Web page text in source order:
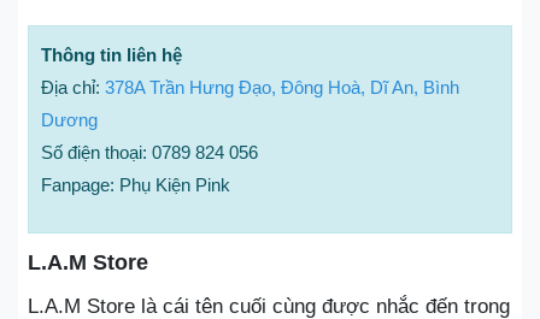
Thông tin liên hệ
Địa chỉ: 378A Trần Hưng Đạo, Đông Hoà, Dĩ An, Bình
Dương
Số điện thoại: 0789 824 056
Fanpage: Phụ Kiện Pink
L.A.M Store
L.A.M Store là cái tên cuối cùng được nhắc đến trong